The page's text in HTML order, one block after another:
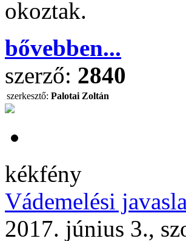
okoztak.
bővebben...
szerző: 2840
szerkesztő: Palotai Zoltán
kékfény
Vádemelési
2017. június 3.,